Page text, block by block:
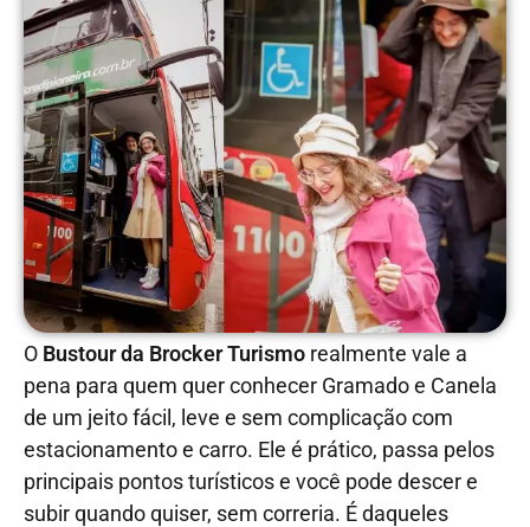
O Bustour da Brocker Turismo realmente vale a
pena para quem quer conhecer Gramado e Canela
de um jeito fácil, leve e sem complicação com
estacionamento e carro. Ele é prático, passa pelos
principais pontos turísticos e você pode descer e
subir quando quiser, sem correria. É daqueles